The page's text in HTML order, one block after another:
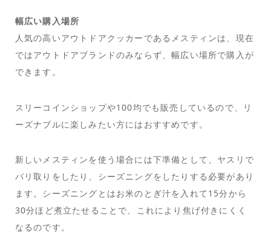
幅広い購入場所
人気の高いアウトドアクッカーであるメスティンは、現在
ではアウトドアブランドのみならず、幅広い場所で購入が
できます。
スリーコインショップや100均でも販売しているので、リ
ーズナブルに楽しみたい方にはおすすめです。
新しいメスティンを使う場合には下準備として、ヤスリで
バリ取りをしたり、シーズニングをしたりする必要があり
ます。シーズニングとはお米のとぎ汁を入れて15分から
30分ほど煮立たせることで、これにより焦げ付きにくく
なるのです。